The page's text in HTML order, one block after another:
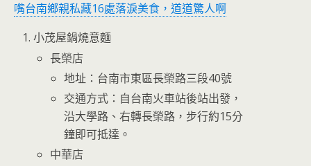
嘴台南鄉親私藏16處落淚美食，道道驚人啊
小茂屋鍋燒意麵
長榮店
地址：台南市東區長榮路三段40號
交通方式：自台南火車站後站出發，
沿大學路、右轉長榮路，步行約15分
鐘即可抵達。
中華店